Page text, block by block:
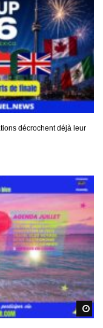
décrochent déjà leur